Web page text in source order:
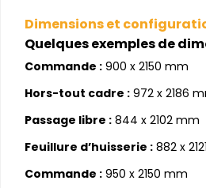
Dimensions et
Quelques exemples de
Commande : 900 x 2150 mm
Hors-tout cadre : 972 x 2186
Passage libre : 844 x 2102 mm
Feuillure d’huisserie : 882 x
Commande : 950 x 2150 mm